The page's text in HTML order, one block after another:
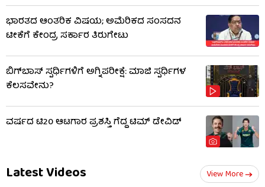
ಭಾರತದ ಆಂತರಿಕ ವಿಷಯ; ಅಮೆರಿಕದ ಸಂಸದನ
ಟೀಕೆಗೆ ಕೇಂದ್ರ ಸರ್ಕಾರ ತಿರುಗೇಟು
ಬಿಗ್​​ಬಾಸ್​ ಸ್ಪರ್ಧಿಗಳಿಗೆ ಅಗ್ನಿಪರೀಕ್ಷೆ: ಮಾಜಿ ​​ಸ್ಪರ್ಧಿಗಳ
ಕೆಲಸವೇನು?
ವರ್ಷದ ಟಿ20 ಆಟಗಾರ ಪ್ರಶಸ್ತಿ ಗೆದ್ದ ಟಿಮ್ ಡೇವಿಡ್
Latest Videos View More